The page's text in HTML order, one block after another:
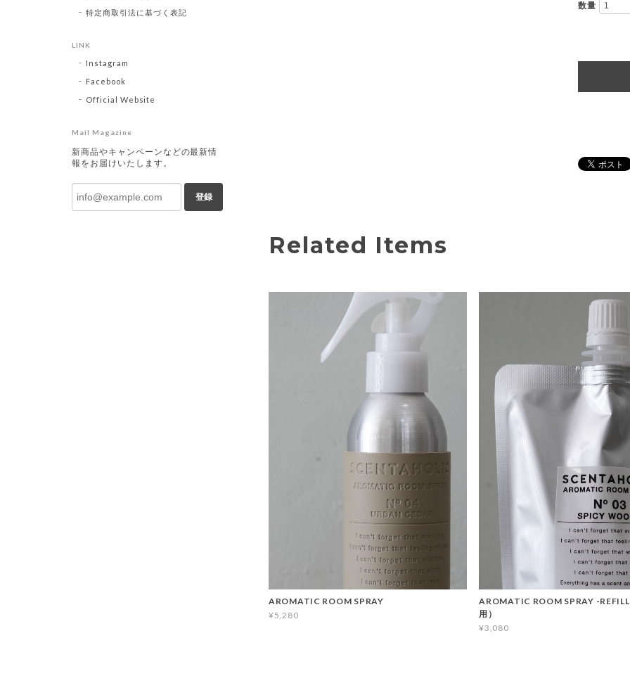
数量
Related Items
AROMATIC ROOM SPRAY
¥5,280
AROMATIC ROOM SPRAY -
用）
¥3,080
特定商取引法に基づく表記
LINK
Instagram
Facebook
Official Website
Mail Magazine
新商品やキャンペーンなどの最新情
報をお届けいたします。
登録